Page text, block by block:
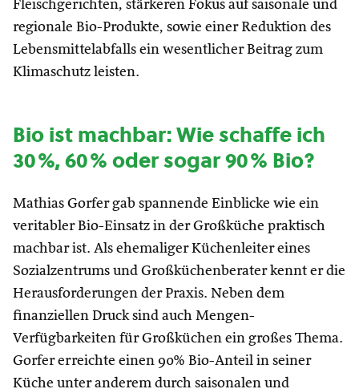
Fleischgerichten, stärkeren Fokus auf saisonale und
regionale Bio-Produkte, sowie einer Reduktion des
Lebensmittelabfalls ein wesentlicher Beitrag zum
Klimaschutz leisten.
Bio ist machbar: Wie schaffe ich
30%, 60% oder sogar 90% Bio?
Mathias Gorfer gab spannende Einblicke wie ein
veritabler Bio-Einsatz in der Großküche praktisch
machbar ist. Als ehemaliger Küchenleiter eines
Sozialzentrums und Großküchenberater kennt er die
Herausforderungen der Praxis. Neben dem
finanziellen Druck sind auch Mengen-
Verfügbarkeiten für Großküchen ein großes Thema.
Gorfer erreichte einen 90% Bio-Anteil in seiner
Küche unter anderem durch saisonalen und